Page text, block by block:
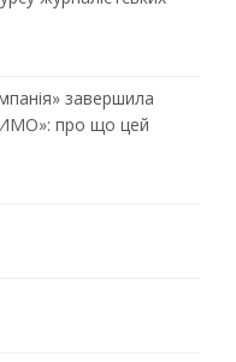
завершила
про що цей